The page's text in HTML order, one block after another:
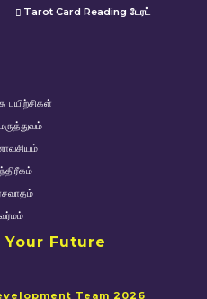
Tarot Card Reading டேரட்
பயிற்சிகள்
வர்மம்
Future
Team 2026